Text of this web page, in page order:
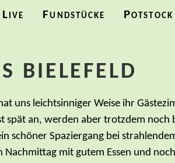
Live Fundstücke Potstock
BIELEFELD
uns leichtsinniger Weise ihr
spät an, werden aber trotzdem
schöner Spaziergang bei
mit gutem Essen und